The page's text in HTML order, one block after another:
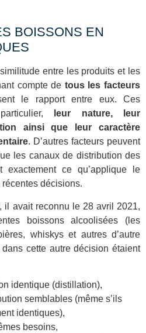
BOISSONS EN
entre les produits et les
compte de tous les facteurs
le rapport entre eux. Ces
leur nature, leur
ainsi que leur caractère
. D’autres facteurs peuvent
les canaux de distribution des
exactement ce qu’applique le
décisions.
il avait reconnu le 28 avril 2021,
boissons alcoolisées (les
whiskys et autres d’autre
cette autre décision étaient
identique (distillation),
semblables (même s’ils
identiques),
besoins,